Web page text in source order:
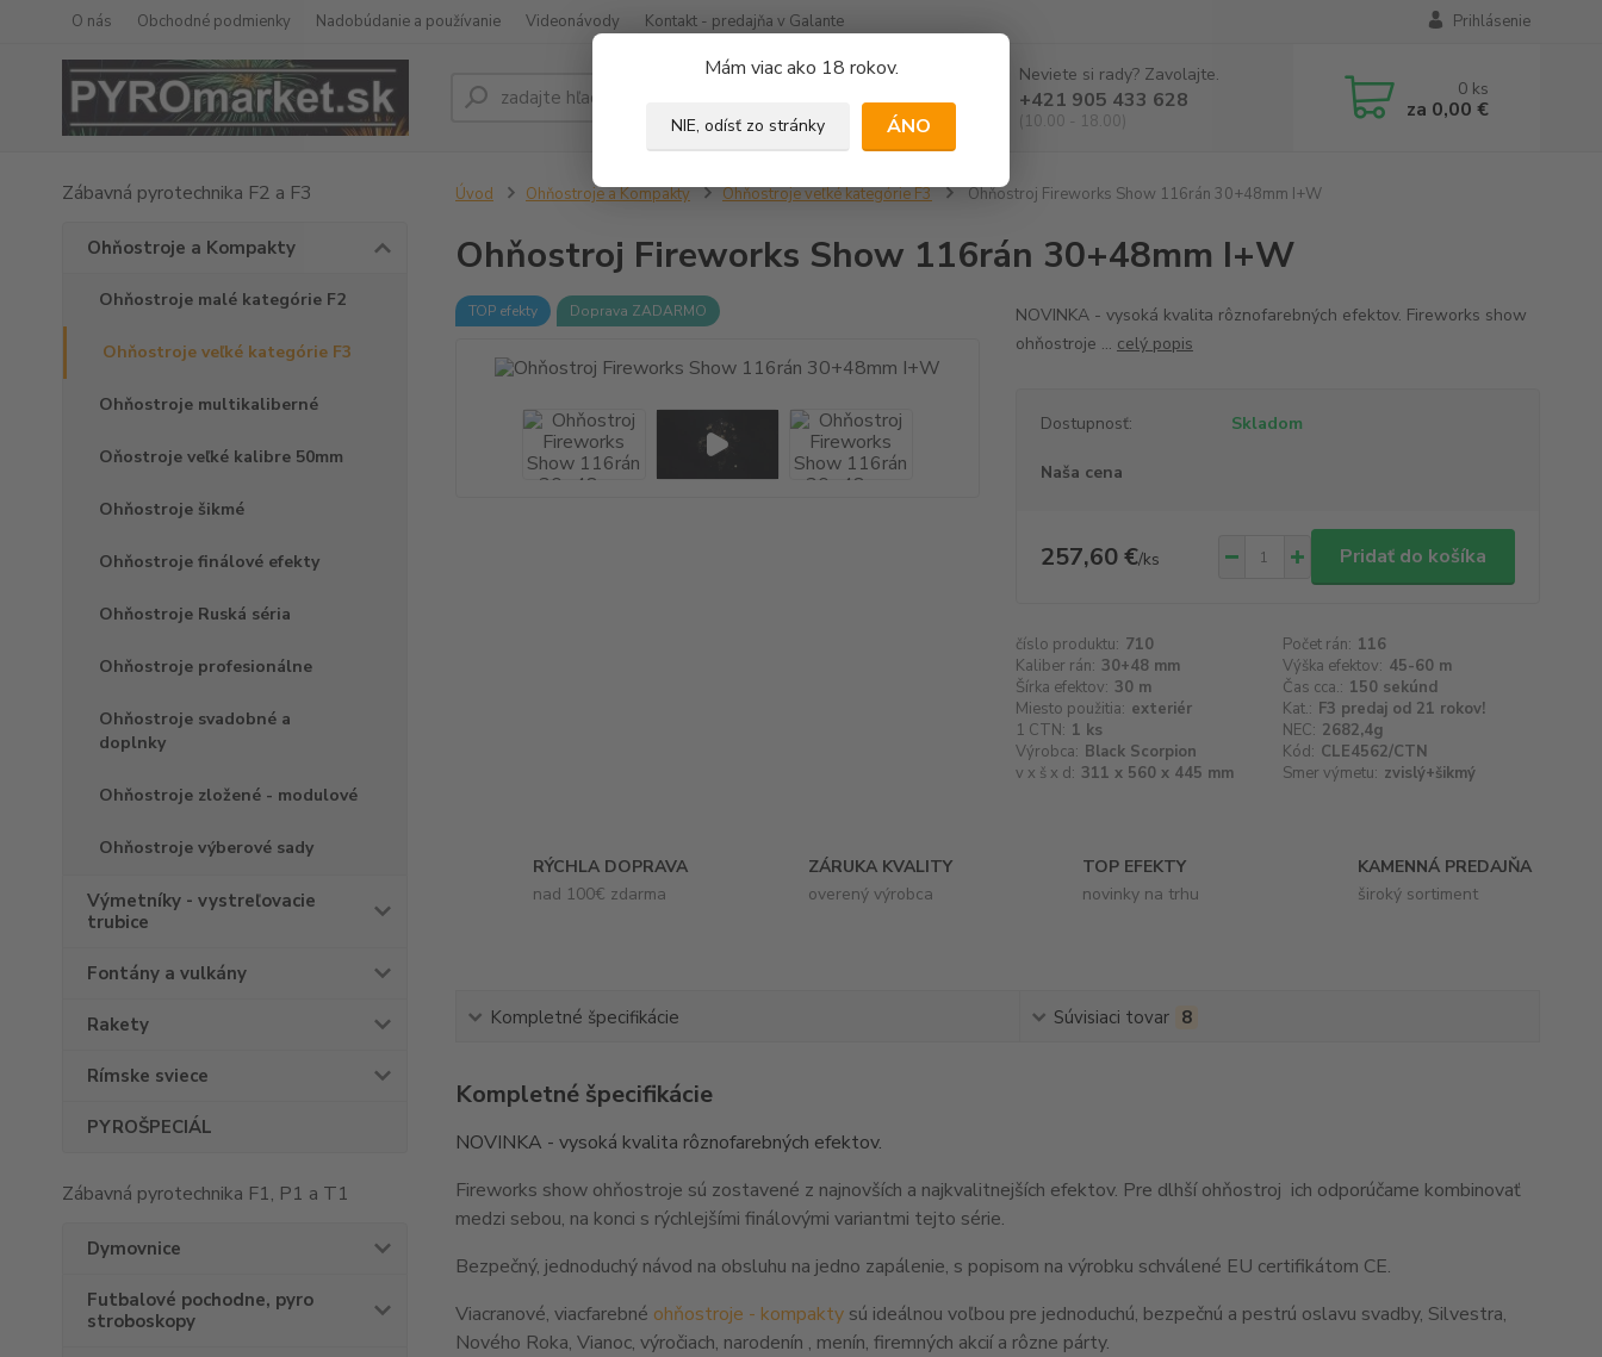
Mám viac ako 18 rokov.
NIE, odísť zo stránky ÁNO
O nás Obchodné podmienky Nadobúdanie a používanie Videonávody Kontakt - predajňa v Galante Prihlásenie
Hľadať
Neviete si rady? Zavolajte.
+421 905 433 628
(10.00 - 18.00)
0 ks
za 0,00 €
Zábavná pyrotechnika F2 a F3
Ohňostroje a Kompakty
Ohňostroje malé kategórie F2
Ohňostroje veľké kategórie F3
Ohňostroje multikaliberné
Oňostroje veľké kalibre 50mm
Ohňostroje šikmé
Ohňostroje finálové efekty
Ohňostroje Ruská séria
Ohňostroje profesionálne
Ohňostroje svadobné a
doplnky
Ohňostroje zložené - modulové
Ohňostroje výberové sady
Výmetníky - vystreľovacie
trubice
Fontány a vulkány
Rakety
Rímske sviece
PYROŠPECIÁL
Zábavná pyrotechnika F1, P1 a T1
Dymovnice
Futbalové pochodne, pyro
stroboskopy
Úvod Ohňostroje a Kompakty Ohňostroje veľké kategórie F3 Ohňostroj Fireworks Show 116rán 30+48mm I+W
Ohňostroj Fireworks Show 116rán 30+48mm I+W
TOP efekty Doprava ZADARMO
NOVINKA - vysoká kvalita rôznofarebných efektov. Fireworks show
ohňostroje ... celý popis
Dostupnosť: Skladom
Naša cena
257,60 €/ks Pridať do košíka
číslo produktu: 710 Počet rán: 116
Kaliber rán: 30+48 mm Výška efektov: 45-60 m
Šírka efektov: 30 m Čas cca.: 150 sekúnd
Miesto použitia: exteriér Kat.: F3 predaj od 21 rokov!
1 CTN: 1 ks NEC: 2682,4g
Výrobca: Black Scorpion Kód: CLE4562/CTN
v x š x d: 311 x 560 x 445 mm Smer výmetu: zvislý+šikmý
RÝCHLA DOPRAVA
nad 100€ zdarma
ZÁRUKA KVALITY
overený výrobca
TOP EFEKTY
novinky na trhu
KAMENNÁ PREDAJŇA
široký sortiment
Kompletné špecifikácie Súvisiaci tovar 8
Kompletné špecifikácie
NOVINKA - vysoká kvalita rôznofarebných efektov.
Fireworks show ohňostroje sú zostavené z najnovších a najkvalitnejších efektov. Pre dlhší ohňostroj ich odporúčame kombinovať
medzi sebou, na konci s rýchlejšími finálovými variantmi tejto série.
Bezpečný, jednoduchý návod na obsluhu na jedno zapálenie, s popisom na výrobku schválené EU certifikátom CE.
Viacranové, viacfarebné ohňostroje - kompaktysú ideálnou voľbou pre jednoduchú, bezpečnú a pestrú oslavu svadby, Silvestra,
Nového Roka, Vianoc, výročiach, narodenín , menín, firemných akcií a rôzne párty.